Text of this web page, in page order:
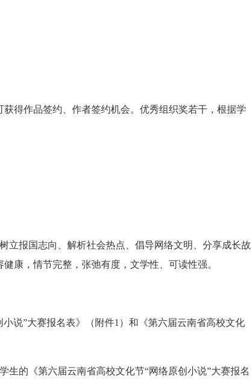
得作品签约、作者签约机会。优秀组织奖若干，根据学
立报国志向、解析社会热点、倡导网络文明、分享成长故
康，情节完整，张弛有度，文学性、可读性强。
说”大赛报名表》（附件1）和《第六届云南省高校文化
生的《第六届云南省高校文化节“网络原创小说”大赛报名